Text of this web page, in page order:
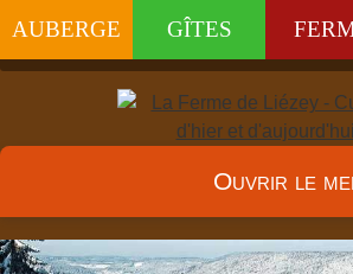
AUBERGE GÎTES
Ouvrir le